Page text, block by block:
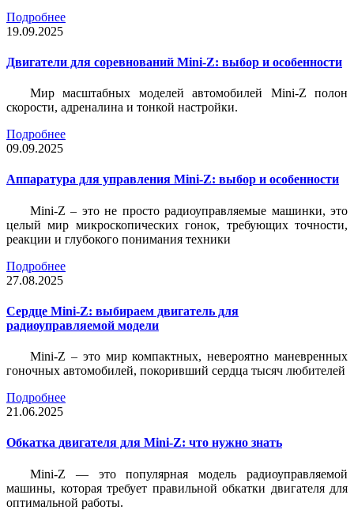
Подробнее
19.09.2025
Двигатели для соревнований Mini-Z: выбор и особенности
Мир масштабных моделей автомобилей Mini-Z полон
скорости, адреналина и тонкой настройки.
Подробнее
09.09.2025
Аппаратура для управления Mini-Z: выбор и особенности
Mini-Z – это не просто радиоуправляемые машинки, это
целый мир микроскопических гонок, требующих точности,
реакции и глубокого понимания техники
Подробнее
27.08.2025
Сердце Mini-Z: выбираем двигатель для
радиоуправляемой модели
Mini-Z – это мир компактных, невероятно маневренных
гоночных автомобилей, покоривший сердца тысяч любителей
Подробнее
21.06.2025
Обкатка двигателя для Mini-Z: что нужно знать
Mini-Z — это популярная модель радиоуправляемой
машины, которая требует правильной обкатки двигателя для
оптимальной работы.